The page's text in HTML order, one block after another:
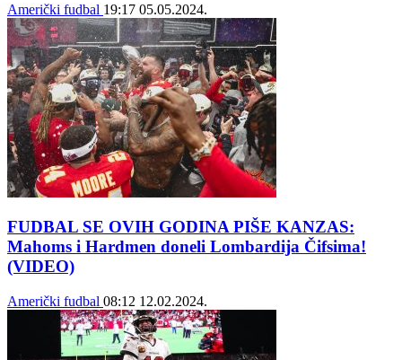
Američki fudbal 19:17 05.05.2024.
FUDBAL SE OVIH GODINA PIŠE KANZAS:
Mahoms i Hardmen doneli Lombardija Čifsima!
(VIDEO)
Američki fudbal 08:12 12.02.2024.